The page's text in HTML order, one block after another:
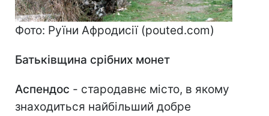
Фото: Руїни Афродисії (pouted.com)
Батьківщина срібних монет
Аспендос - стародавнє місто, в якому
знаходиться найбільший добре